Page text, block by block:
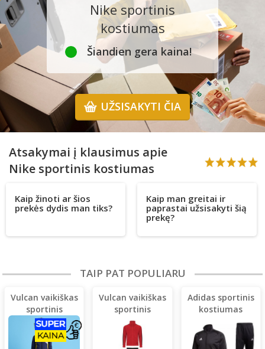
Nike sportinis
kostiumas
Šiandien gera kaina!
UŽSISAKYTI ČIA
Atsakymai į klausimus apie
Nike sportinis kostiumas
Kaip žinoti ar šios
prekės dydis man tiks?
Kaip man greitai ir
paprastai užsisakyti šią
prekę?
TAIP PAT POPULIARU
Vulcan vaikiškas
sportinis
kostiumas
Vulcan vaikiškas
sportinis
kostiumas
Adidas sportinis
kostiumas